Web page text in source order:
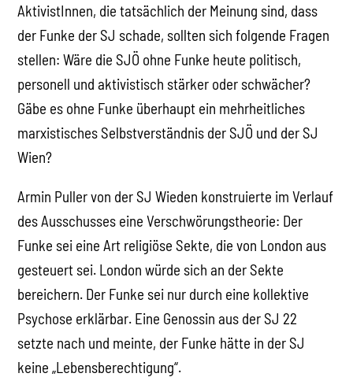
AktivistInnen, die tatsächlich der Meinung sind, dass
der Funke der SJ schade, sollten sich folgende Fragen
stellen: Wäre die SJÖ ohne Funke heute politisch,
personell und aktivistisch stärker oder schwächer?
Gäbe es ohne Funke überhaupt ein mehrheitliches
marxistisches Selbstverständnis der SJÖ und der SJ
Wien?
Armin Puller von der SJ Wieden konstruierte im Verlauf
des Ausschusses eine Verschwörungstheorie: Der
Funke sei eine Art religiöse Sekte, die von London aus
gesteuert sei. London würde sich an der Sekte
bereichern. Der Funke sei nur durch eine kollektive
Psychose erklärbar. Eine Genossin aus der SJ 22
setzte nach und meinte, der Funke hätte in der SJ
keine „Lebensberechtigung“.